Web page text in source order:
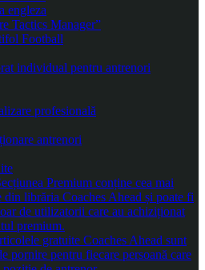
engleza
Tactics Manager”
Football
individual pentru antrenori
profesională
antrenori
Premium conține cea mai
din librăria Coaches Ahead și poate fi
de utilizatorii care au achiziționat
premium.
gratuite Coaches Ahead sunt
pornire pentru fiecare persoană care